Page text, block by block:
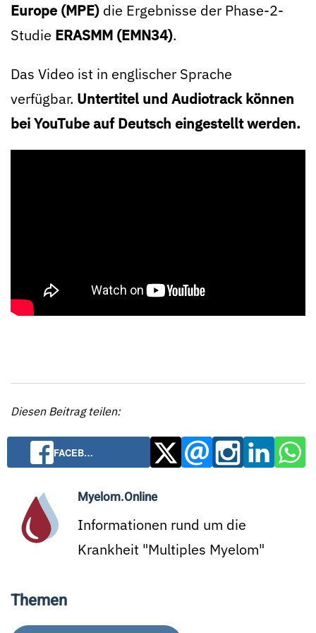
Europe (MPE) die Ergebnisse der Phase-2-
Studie ERASMM (EMN34).
Das Video ist in englischer Sprache
verfügbar. Untertitel und Audiotrack können
bei YouTube auf Deutsch eingestellt werden.
Diesen Beitrag teilen:
FACEB…
Myelom.Online
Informationen rund um die
Krankheit "Multiples Myelom"
Themen